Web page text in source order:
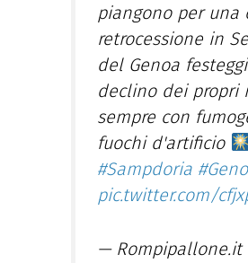
piangono per una
retrocessione in
del Genoa
declino dei propri
sempre con
fuochi d'artificio
#Sampdoria
pic.twitter.com/
— Rompipallone.it